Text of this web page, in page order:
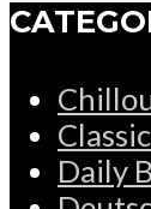
Daily